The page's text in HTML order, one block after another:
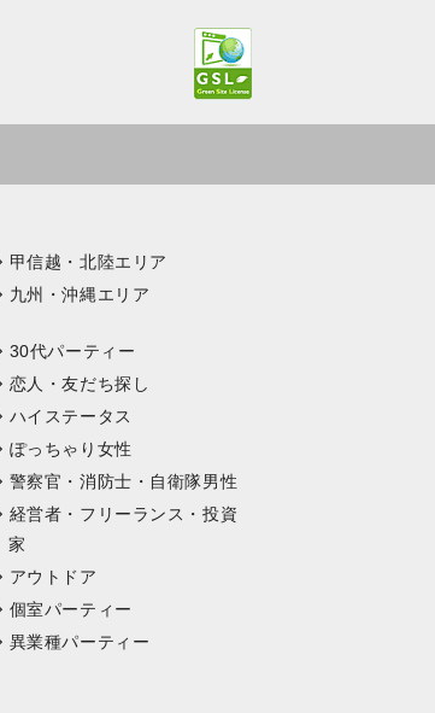
甲信越・北陸エリア
九州・沖縄エリア
30代パーティー
恋人・友だち探し
ハイステータス
ぽっちゃり女性
警察官・消防士・自衛隊男性
経営者・フリーランス・投資
家
アウトドア
個室パーティー
異業種パーティー